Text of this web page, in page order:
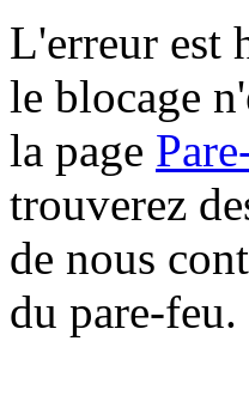
L'erreur est
le blocage
la page
trouverez
de nous
du pare-feu.